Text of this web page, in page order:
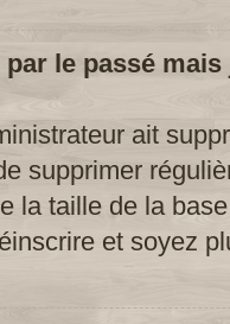
le passé
ait
supprimer
la taille de la
et soyez